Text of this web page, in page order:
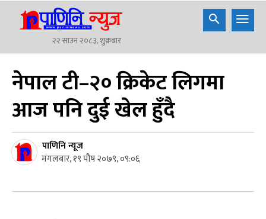
२२ साउन २०८३, शुक्रबार
नेपाल टी–२० क्रिकेट लिगमा
आज पनि दुई खेल हुँदै
पाणिनि न्यूज
मंगलबार, १९ पौष २०७९, ०९:०६